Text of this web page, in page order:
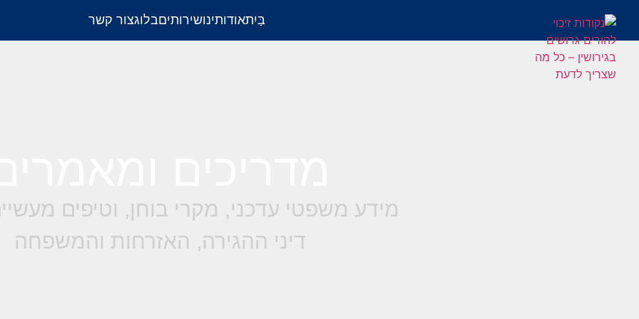
בַּיִתאודותינושירותיםבלוגצור קשר
מידע משפטי עדכני, מקרי בוחן, וטיפים
דיני ההגירה, האזרחות והמשפחה